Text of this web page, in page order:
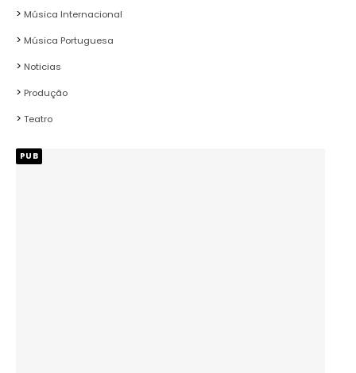
Música Internacional
Música Portuguesa
Noticias
Produção
Teatro
PUB